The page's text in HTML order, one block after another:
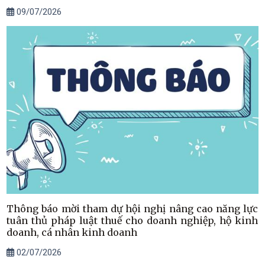
09/07/2026
Thông báo mời tham dự hội nghị nâng cao năng lực
tuân thủ pháp luật thuế cho doanh nghiệp, hộ kinh
doanh, cá nhân kinh doanh
02/07/2026